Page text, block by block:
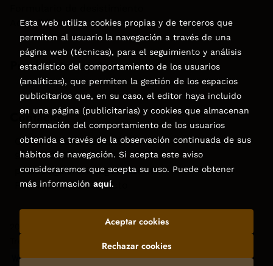
Accesibilidad
Puede interesarte
Contacto
C/Virgen de la Peña, 15
928858050–928531142
pedidos@libreriatagoror.com
Formulario de contacto
Librería Tagoror. Todos los Derechos Reservados |
Esta web utiliza cookies propias y de terceros que
permiten al usuario la navegación a través de una
página web (técnicas), para el seguimiento y análisis
estadístico del comportamiento de los usuarios
(analíticas), que permiten la gestión de los espacios
publicitarios que, en su caso, el editor haya incluido
en una página (publicitarias) y cookies que almacenan
información del comportamiento de los usuarios
obtenida a través de la observación continuada de sus
hábitos de navegación. Si acepta este aviso
consideraremos que acepta su uso. Puede obtener
más información aquí.
Rechazar cookies
Aceptar cookies